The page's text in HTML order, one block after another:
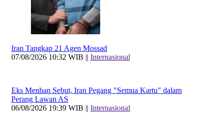
Iran Tangkap 21 Agen Mossad
07/08/2026 10:32 WIB || Internasional
Eks Menhan Sebut, Iran Pegang "Semua Kartu" dalam
Perang Lawan AS
06/08/2026 19:39 WIB || Internasional